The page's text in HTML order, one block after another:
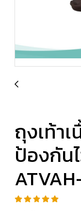
ถุงเท้า
ป้องกัน